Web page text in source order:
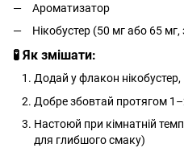
Ароматизатор
Нікобустер (50 мг або 65
🧪 Як змішати:
Додай у флакон нікобустер,
Добре збовтай протягом
Настоюй при кімнатній
для глибшого смаку)